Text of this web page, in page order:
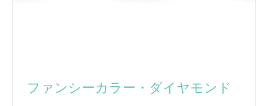
ファンシーカラー・ダイヤモンド